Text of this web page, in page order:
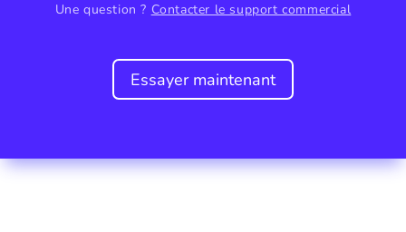
Une question ? Contacter le support commercial
Essayer maintenant